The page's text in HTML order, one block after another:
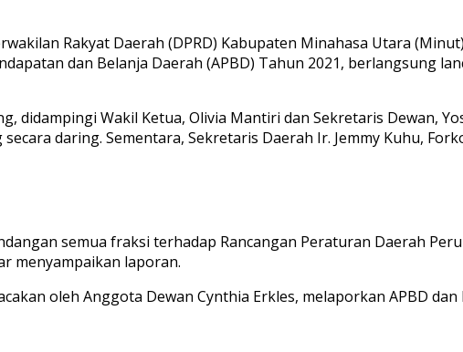
Rakyat Daerah (DPRD) Kabupaten Minahasa Utara
dan Belanja Daerah (APBD) Tahun 2021, berlangsung
didampingi Wakil Ketua, Olivia Mantiri dan Sekretaris Dewan,
daring. Sementara, Sekretaris Daerah Ir. Jemmy Kuhu,
semua fraksi terhadap Rancangan Peraturan Daerah
menyampaikan laporan.
oleh Anggota Dewan Cynthia Erkles, melaporkan APBD